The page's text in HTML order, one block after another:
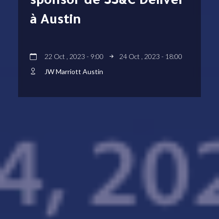
à Austin
22 Oct , 2023 - 9:00
24 Oct , 2023 - 18:00
JW Marriott Austin